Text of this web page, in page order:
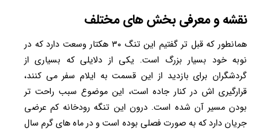
نقشه و معرفی بخش های مختلف
همانطور که قبل تر گفتیم این تنگ ۳۰ هکتار وسعت دارد که در
نوبه خود بسیار بزرگ است. یکی از دلایلی که بسیاری از
گردشگران برای بازدید از این قسمت به ایلام سفر می کنند،
قرارگیری اش در کنار جاده است، این موضوع سبب راحت تر
بودن مسیر آن شده است. درون این تنگه رودخانه کم عرضی
جریان دارد که به صورت فصلی بوده است و در ماه های گرم سال